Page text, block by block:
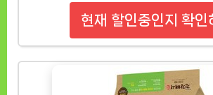
현재 할인중인지 확인